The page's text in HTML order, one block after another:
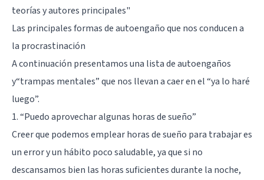
teorías y autores principales"
Las principales formas de autoengaño que nos conducen a
la procrastinación
A continuación presentamos una lista de autoengaños
y“trampas mentales” que nos llevan a caer en el “ya lo haré
luego”.
1. “Puedo aprovechar algunas horas de sueño”
Creer que podemos emplear horas de sueño para trabajar es
un error y un hábito poco saludable, ya que si no
descansamos bien las horas suficientes durante la noche,